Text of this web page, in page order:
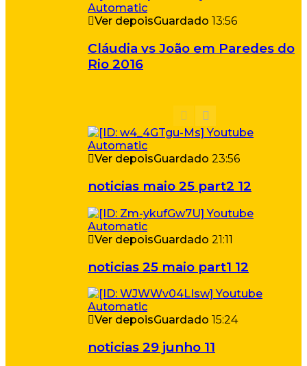
Ver depoisGuardado 13:56
Cláudia vs João em Paredes do
Rio 2016
Ver depoisGuardado 23:56
noticias maio 25 part2 12
Ver depoisGuardado 21:11
noticias 25 maio part1 12
Ver depoisGuardado 15:24
noticias 29 junho 11